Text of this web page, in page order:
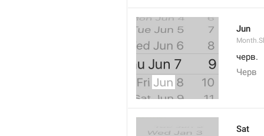
Jun
черв.
Черв
Sat